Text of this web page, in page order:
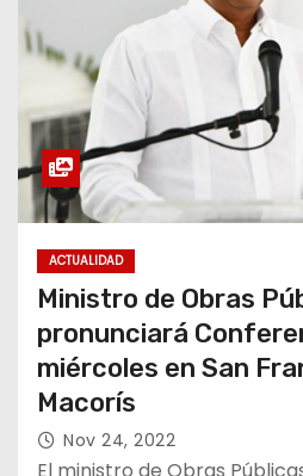
ACTUALIDAD
Ministro de Obras
pronunciará
miércoles en San
Macorís
Nov 24, 2022